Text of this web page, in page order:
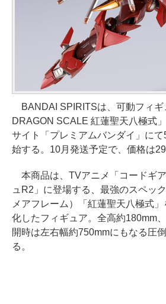
BANDAI SPIRITSは、可動フィギ
DRAGON SCALE 紅蓮聖天八極式
サイト「プレミアムバンダイ」に
始する。10月発送予定で、価格は
本商品は、TVアニメ「コードギ
ュR2」に登場する、最強のスペッ
メアフレーム）「紅蓮聖天八極式
化したフィギュア。全高約180mm
開時は左右幅約750mmにもなる圧
る。